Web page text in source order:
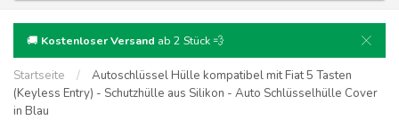
🚚 Kostenloser Versand ab 2 Stück 💨
Startseite /
Autoschlüssel Hülle kompatibel mit Fiat 5 Tasten
(Keyless Entry) - Schutzhülle aus Silikon - Auto Schlüsselhülle Cover
in Blau